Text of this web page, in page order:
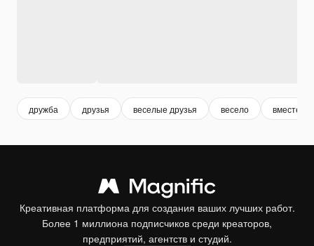
дружба друзья веселые друзья весело вместе
Креативная платформа для создания ваших лучших работ.
Более 1 миллиона подписчиков среди креаторов,
предприятий, агентств и студий.